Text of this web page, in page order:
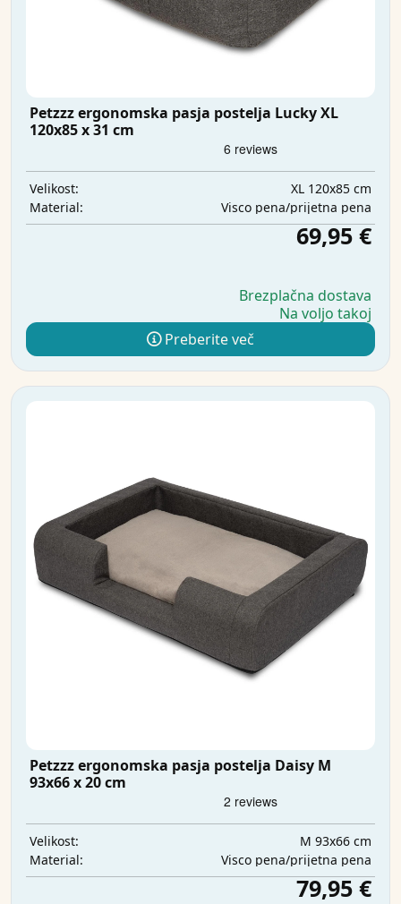
Petzzz ergonomska pasja postelja Lucky XL
120x85 x 31 cm
Velikost:
XL 120x85 cm
Material:
Visco pena/prijetna pena
69,95 €
Brezplačna dostava
Na voljo takoj
Preberite več
Petzzz ergonomska pasja postelja Daisy M
93x66 x 20 cm
Velikost:
M 93x66 cm
Material:
Visco pena/prijetna pena
79,95 €